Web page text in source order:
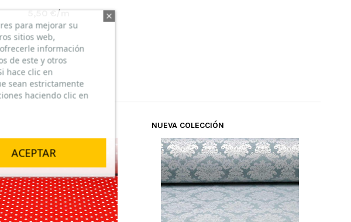
5,50 €/m
NUEVA COLECCIÓN
para mejorar su
sitios web,
información
de este y otros
hace clic en
sean estrictamente
haciendo clic en
ACEPTAR